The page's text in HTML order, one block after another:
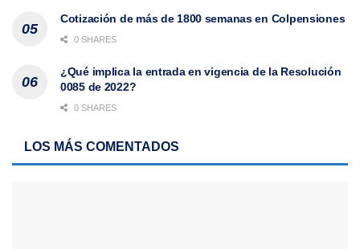
Cotización de más de 1800 semanas en Colpensiones
0 SHARES
¿Qué implica la entrada en vigencia de la Resolución
0085 de 2022?
0 SHARES
LOS MÁS COMENTADOS